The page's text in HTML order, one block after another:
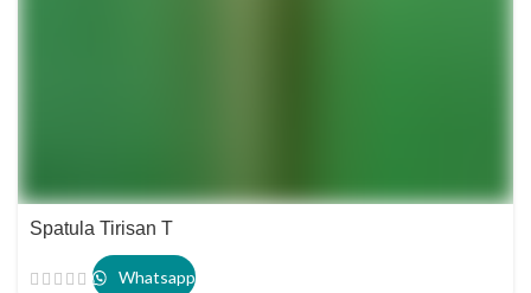
Spatula Tirisan T
Whatsapp